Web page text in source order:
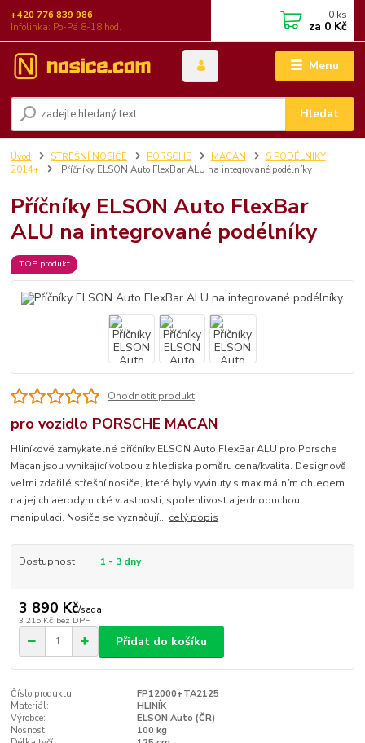
Menu
Hledat
+420 776 839 986
Infolinka: Po-Pá 8-18 hod.
0 ks
za 0 Kč
Úvod STŘEŠNÍ NOSIČE PORSCHE MACAN
S PODÉLNÍKY
2014+
Příčníky ELSON Auto FlexBar ALU na integrované podélníky
Příčníky ELSON Auto FlexBar
ALU na integrované podélníky
TOP produkt
Ohodnotit produkt
pro vozidlo PORSCHE MACAN
Hliníkové zamykatelné příčníky ELSON Auto FlexBar ALU pro Porsche
Macan jsou vynikající volbou z hlediska poměru cena/kvalita. Designově
velmi zdařilé střešní nosiče, které byly vyvinuty s maximálním ohledem
na jejich aerodymické vlastnosti, spolehlivost a jednoduchou
manipulaci. Nosiče se vyznačují... celý popis
Dostupnost 1 - 3 dny
3 890 Kč/sada
3 215 Kč bez DPH
Přidat do košíku
Číslo produktu:
FP12000+TA2125
Materiál:
HLINÍK
Výrobce:
ELSON Auto (ČR)
Nosnost:
100 kg